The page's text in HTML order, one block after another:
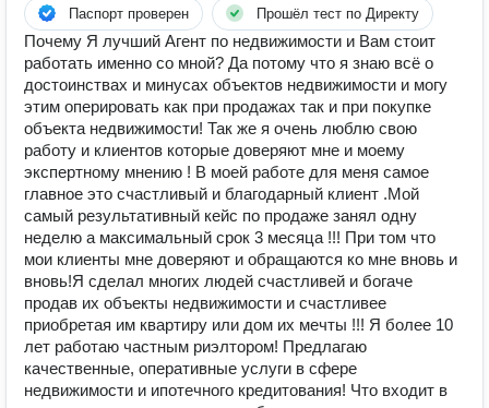
Паспорт проверен Прошёл тест по Директу
Почему Я лучший Агент по недвижимости и Вам стоит
работать именно со мной? Да потому что я знаю всё о
достоинствах и минусах объектов недвижимости и могу
этим оперировать как при продажах так и при покупке
объекта недвижимости! Так же я очень люблю свою
работу и клиентов которые доверяют мне и моему
экспертному мнению ! В моей работе для меня самое
главное это счастливый и благодарный клиент .Мой
самый результативный кейс по продаже занял одну
неделю а максимальный срок 3 месяца !!! При том что
мои клиенты мне доверяют и обращаются ко мне вновь и
вновь!Я сделал многих людей счастливей и богаче
продав их объекты недвижимости и счастливее
приобретая им квартиру или дом их мечты !!! Я более 10
лет работаю частным риэлтором! Предлагаю
качественные, оперативные услуги в сфере
недвижимости и ипотечного кредитования! Что входит в